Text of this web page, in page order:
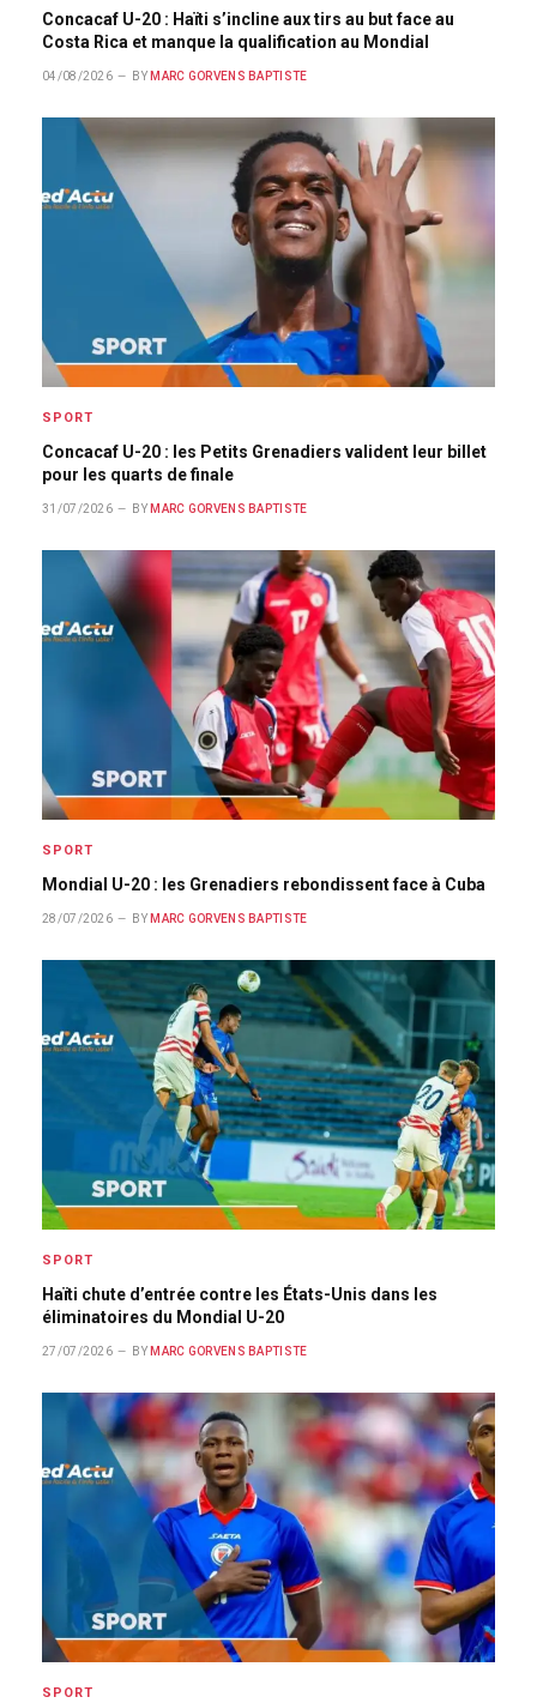
Concacaf U-20 : Haïti s’incline aux tirs au but face au
Costa Rica et manque la qualification au Mondial
04/08/2026 BY MARC GORVENS BAPTISTE
SPORT
Concacaf U-20 : les Petits Grenadiers valident leur billet
pour les quarts de finale
31/07/2026 BY MARC GORVENS BAPTISTE
SPORT
Mondial U-20 : les Grenadiers rebondissent face à Cuba
28/07/2026 BY MARC GORVENS BAPTISTE
SPORT
Haïti chute d’entrée contre les États-Unis dans les
éliminatoires du Mondial U-20
27/07/2026 BY MARC GORVENS BAPTISTE
SPORT